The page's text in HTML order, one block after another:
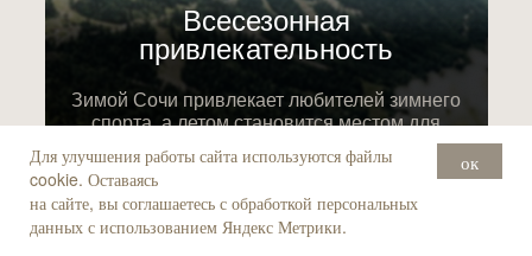
Для улучшения работы сайта используются файлы
cookie. Оставаясь
на сайте, вы соглашаетесь с обработкой персональных
данных с использованием Яндекс Метрики.
ок
Зимой Сочи привлекает любителей зимнего
спорта, а летом становится местом для
экотуризма и отдыха на море.
Всесезонная
привлекательность